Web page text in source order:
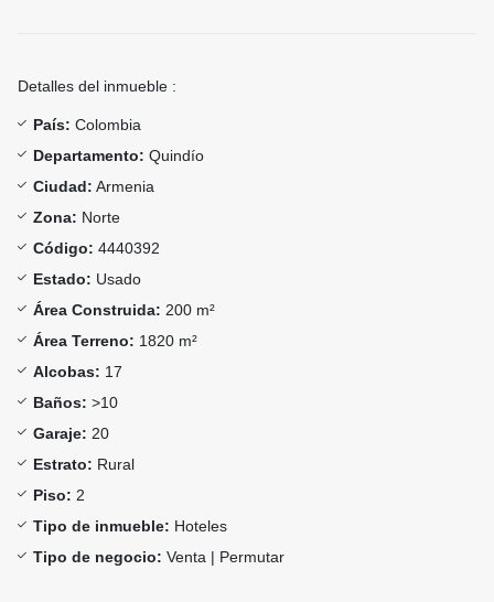
Detalles del inmueble :
País: Colombia
Departamento: Quindío
Ciudad: Armenia
Zona: Norte
Código: 4440392
Estado: Usado
Área Construida: 200 m²
Área Terreno: 1820 m²
Alcobas: 17
Baños: >10
Garaje: 20
Estrato: Rural
Piso: 2
Tipo de inmueble: Hoteles
Tipo de negocio: Venta | Permutar